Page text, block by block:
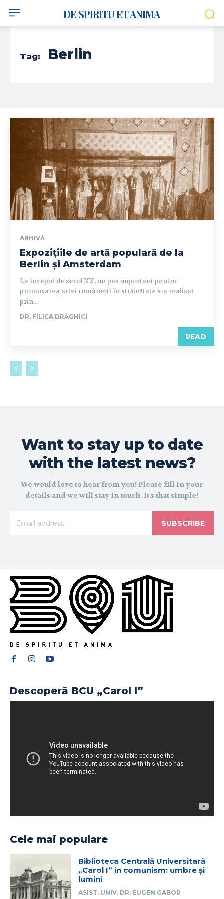
DE SPIRITU ET ANIMA
Tag: Berlin
ARHIVĂ
Expozițiile de artă populară de la
Berlin și Amsterdam
La început de secol XX, un pas important pentru
promovarea artei românești în străinătate s-a realizat
prin...
DR. FILICA DRĂGHICI
READ
Want to stay up to date
with the latest news?
We would love to hear from you! Please fill in your
details and we will stay in touch. It's that simple!
SUBSCRIBE
Descoperă BCU „Carol I”
Cele mai populare
Biblioteca Centrală Universitară
„Carol I” în comunism: umbre și
lumini
ASIST. UNIV. DR. EUGEN GABOR